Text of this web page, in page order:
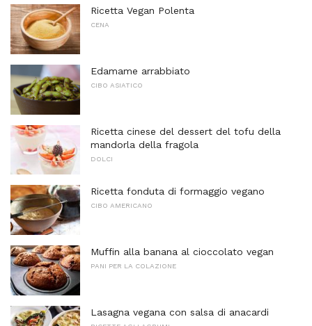
Ricetta Vegan Polenta
CENA
Edamame arrabbiato
CIBO ASIATICO
Ricetta cinese del dessert del tofu della
mandorla della fragola
DOLCI
Ricetta fonduta di formaggio vegano
CIBO AMERICANO
Muffin alla banana al cioccolato vegan
PANI PER LA COLAZIONE
Lasagna vegana con salsa di anacardi